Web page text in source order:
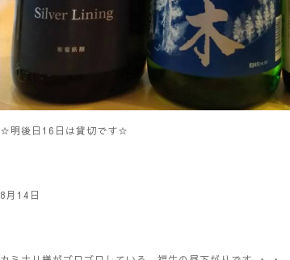
☆明後日16日は貸切です☆
8月14日